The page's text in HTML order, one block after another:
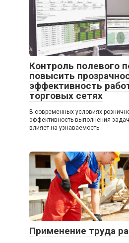
Контроль полевого
повысить
эффективность
торговых сетях
В современных условиях
эффективность выполнения
влияет на узнаваемость
Применение труда